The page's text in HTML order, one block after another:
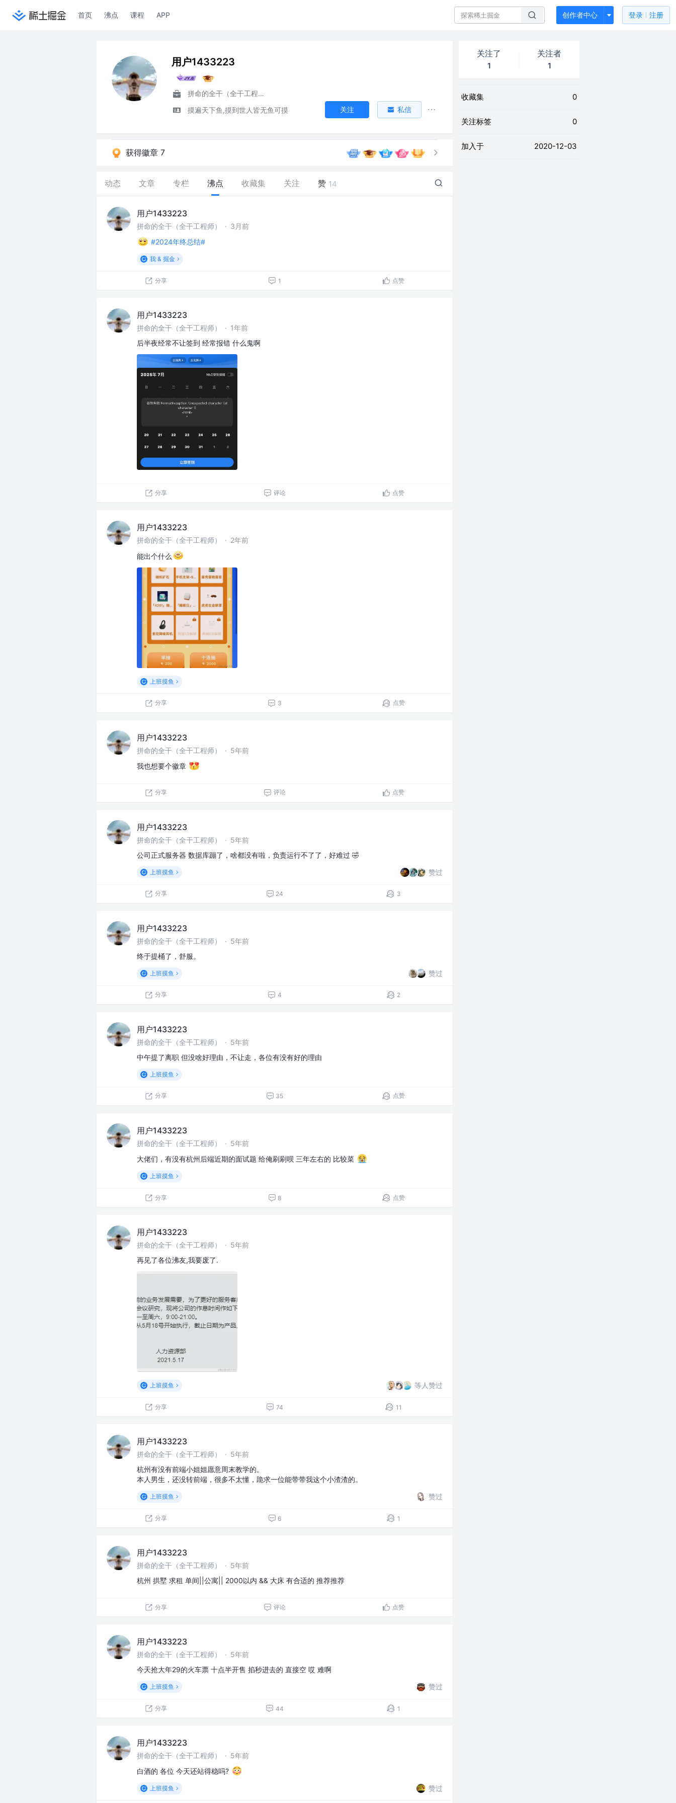
首页 沸点 课程 APP 创作者中心 登录 注册
用户1433223
拼命的全干（全干工程师）
摸遍天下鱼,摸到世人皆无鱼可摸
关注 私信
获得徽章 7
动态 文章 专栏 沸点 收藏集 关注 赞 14
用户1433223
拼命的全干（全干工程师） · 3月前
#2024年终总结#
我 & 掘金
分享 1 点赞
用户1433223
拼命的全干（全干工程师） · 1年前
后半夜经常不让签到 经常报错 什么鬼啊
分享 评论 点赞
用户1433223
拼命的全干（全干工程师） · 2年前
能出个什么
上班摸鱼
分享 3 点赞
用户1433223
拼命的全干（全干工程师） · 5年前
我也想要个徽章
分享 评论 点赞
用户1433223
拼命的全干（全干工程师） · 5年前
公司正式服务器 数据库蹦了，啥都没有啦，负责运行不了了，好难过 🤣
上班摸鱼 赞过
分享 24 3
用户1433223
拼命的全干（全干工程师） · 5年前
终于提桶了，舒服。
上班摸鱼 赞过
分享 4 2
用户1433223
拼命的全干（全干工程师） · 5年前
中午提了离职 但没啥好理由，不让走，各位有没有好的理由
上班摸鱼
分享 35 点赞
用户1433223
拼命的全干（全干工程师） · 5年前
大佬们，有没有杭州后端近期的面试题 给俺刷刷呗 三年左右的 比较菜
上班摸鱼
分享 8 点赞
用户1433223
拼命的全干（全干工程师） · 5年前
再见了各位沸友,我要废了.
上班摸鱼 等人赞过
分享 74 11
用户1433223
拼命的全干（全干工程师） · 5年前
杭州有没有前端小姐姐愿意周末教学的。
本人男生，还没转前端，很多不太懂，跪求一位能带带我这个小渣渣的。
上班摸鱼 赞过
分享 6 1
用户1433223
拼命的全干（全干工程师） · 5年前
杭州 拱墅 求租 单间||公寓|| 2000以内 && 大床 有合适的 推荐推荐
分享 评论 点赞
用户1433223
拼命的全干（全干工程师） · 5年前
今天抢大年29的火车票 十点半开售 掐秒进去的 直接空 哎 难啊
上班摸鱼 赞过
分享 44 1
用户1433223
拼命的全干（全干工程师） · 5年前
白酒的 各位 今天还站得稳吗?
上班摸鱼 赞过
关注了
1
关注者
1
收藏集 0
关注标签 0
加入于 2020-12-03